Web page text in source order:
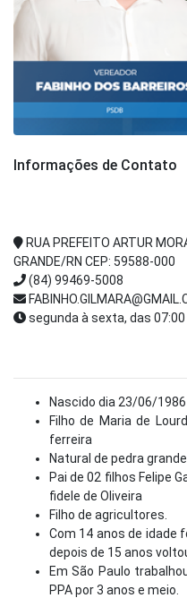
Informações de Contato
RUA PREFEITO ARTUR
GRANDE/RN CEP: 59588-000
(84) 99469-5008
segunda à sexta, das 07:00
Nascido dia 23/06/1986
Filho de Maria de
ferreira
Natural de pedra grande
Pai de 02 filhos Felipe
fidele de Oliveira
Filho de agricultores.
Com 14 anos de idade
depois de 15 anos
Em São Paulo
PPA por 3 anos e meio.